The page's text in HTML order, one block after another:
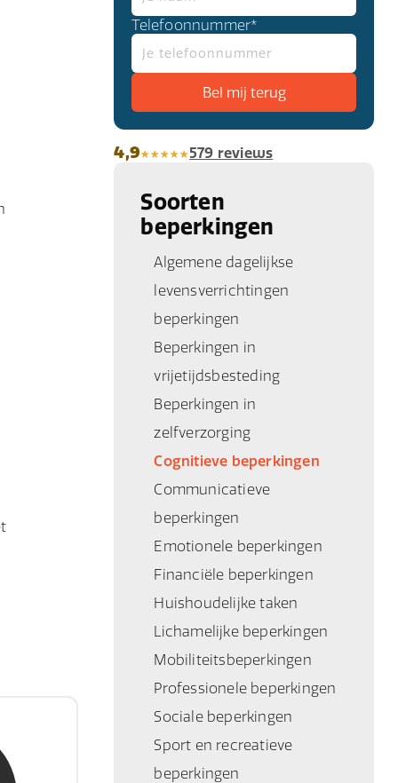
Telefoonnummer*
4,9 579 reviews
Soorten
beperkingen
Algemene dagelijkse
levensverrichtingen
beperkingen
Beperkingen in
vrijetijdsbesteding
Beperkingen in
zelfverzorging
Cognitieve beperkingen
Communicatieve
beperkingen
Emotionele beperkingen
Financiële beperkingen
Huishoudelijke taken
Lichamelijke beperkingen
Mobiliteitsbeperkingen
Professionele beperkingen
Sociale beperkingen
Sport en recreatieve
beperkingen